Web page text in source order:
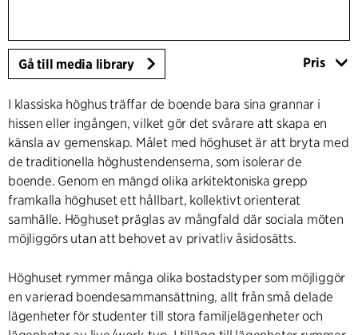
Gå till media library Pris
I klassiska höghus träffar de boende bara sina grannar i
hissen eller ingången, vilket gör det svårare att skapa en
känsla av gemenskap. Målet med höghuset är att bryta med
de traditionella höghustendenserna, som isolerar de
boende. Genom en mängd olika arkitektoniska grepp
framkalla höghuset ett hållbart, kollektivt orienterat
samhälle. Höghuset präglas av mångfald där sociala möten
möjliggörs utan att behovet av privatliv åsidosätts.
Höghuset rymmer många olika bostadstyper som möjliggör
en varierad boendesammansättning, allt från små delade
lägenheter för studenter till stora familjelägenheter och